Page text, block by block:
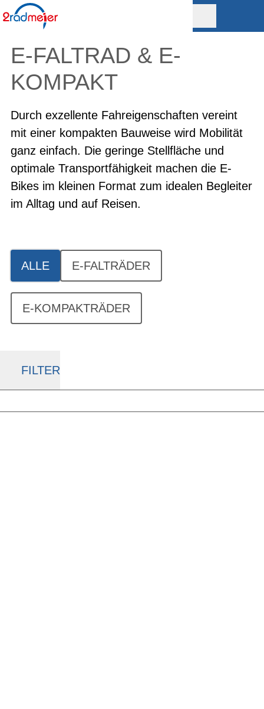
E-FALTRAD & E-
KOMPAKT
Durch exzellente Fahreigenschaften vereint
mit einer kompakten Bauweise wird Mobilität
ganz einfach. Die geringe Stellfläche und
optimale Transportfähigkeit machen die E-
Bikes im kleinen Format zum idealen Begleiter
im Alltag und auf Reisen.
ALLE E-FALTRÄDER
E-KOMPAKTRÄDER
FILTER